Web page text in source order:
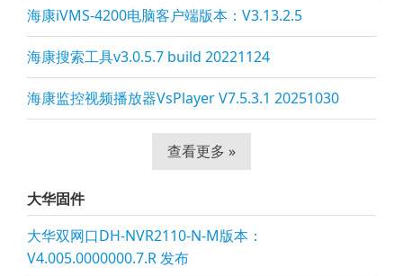
海康iVMS-4200电脑客户端版本：V3.13.2.5
海康搜索工具v3.0.5.7 build 20221124
海康监控视频播放器VsPlayer V7.5.3.1 20251030
查看更多 »
大华固件
大华双网口DH-NVR2110-N-M版本：
V4.005.0000000.7.R 发布